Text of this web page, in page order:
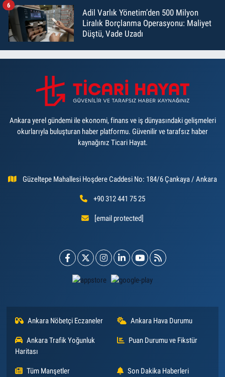
Adil Varlık Yönetim’den 500 Milyon
Liralık Borçlanma Operasyonu: Maliyet
Düştü, Vade Uzadı
6
Ankara yerel gündemi ile ekonomi, finans ve iş dünyasındaki gelişmeleri
okurlarıyla buluşturan haber platformu. Güvenilir ve tarafsız haber
kaynağınız Ticari Hayat.
Güzeltepe Mahallesi Hoşdere Caddesi No: 184/6 Çankaya / Ankara
+90 312 441 75 25
[email protected]
Ankara Nöbetçi Eczaneler Ankara Hava Durumu
Ankara Trafik Yoğunluk
Haritası
Puan Durumu ve Fikstür
Tüm Manşetler Son Dakika Haberleri